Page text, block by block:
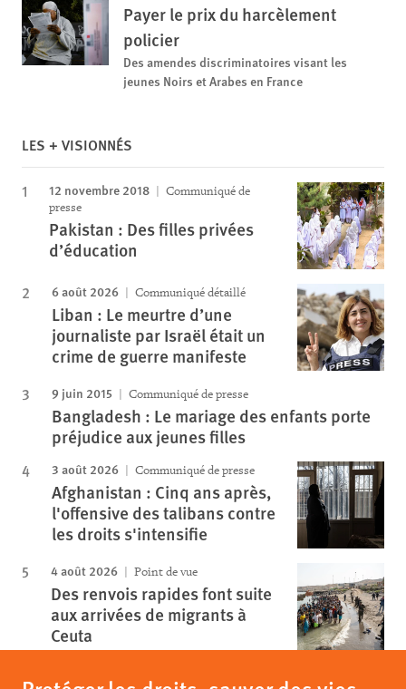
Payer le prix du harcèlement
policier
Des amendes discriminatoires visant les
jeunes Noirs et Arabes en France
LES + VISIONNÉS
12 novembre 2018
Communiqué de
presse
Pakistan : Des filles privées
d’éducation
6 août 2026 Communiqué détaillé
Liban : Le meurtre d’une
journaliste par Israël était un
crime de guerre manifeste
9 juin 2015 Communiqué de presse
Bangladesh : Le mariage des enfants porte
préjudice aux jeunes filles
3 août 2026 Communiqué de presse
Afghanistan : Cinq ans après,
l'offensive des talibans contre
les droits s'intensifie
4 août 2026 Point de vue
Des renvois rapides font suite
aux arrivées de migrants à
Ceuta